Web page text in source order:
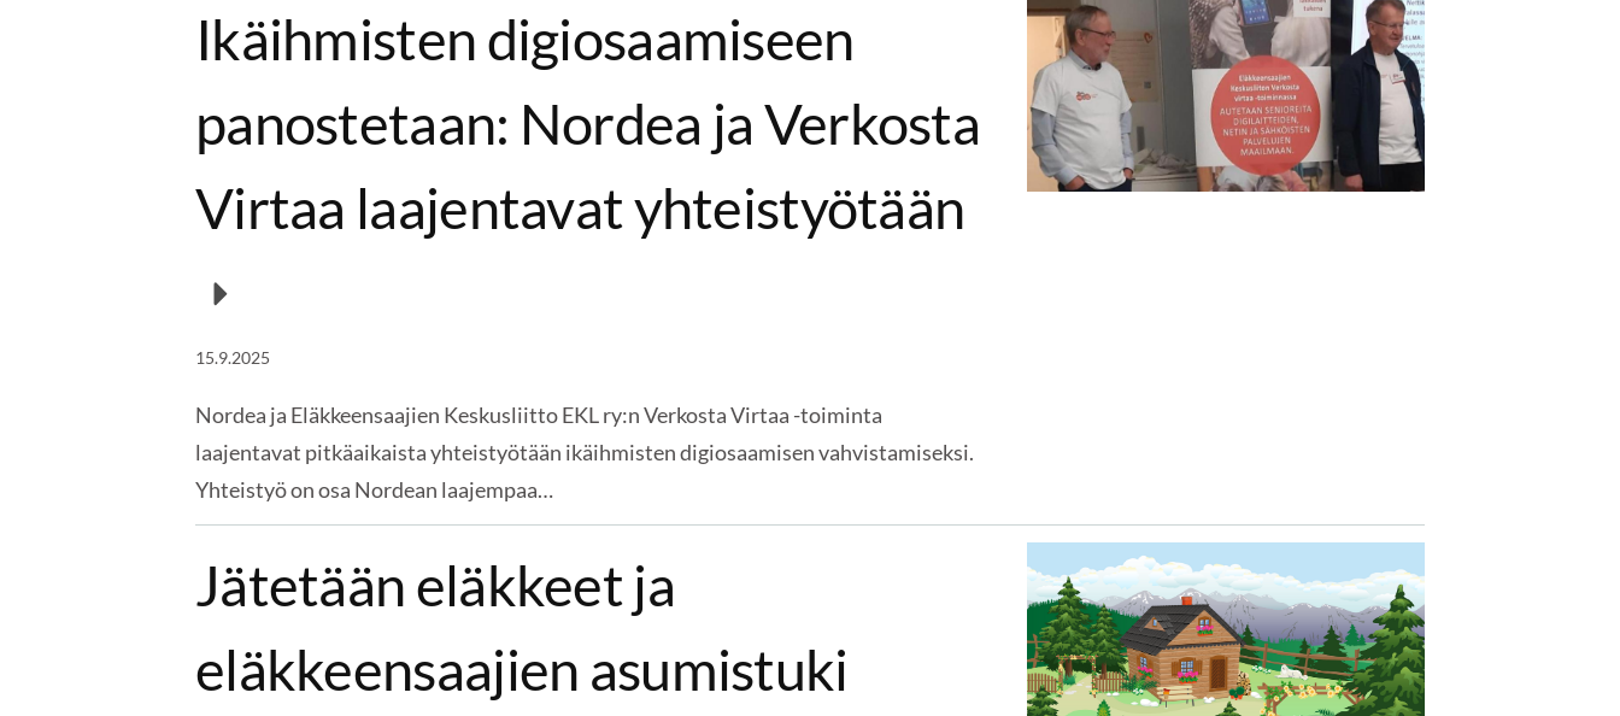
Ikäihmisten digiosaamiseen
panostetaan: Nordea ja Verkosta
Virtaa laajentavat yhteistyötään
15.9.2025
Nordea ja Eläkkeensaajien Keskusliitto EKL ry:n Verkosta Virtaa -toiminta
laajentavat pitkäaikaista yhteistyötään ikäihmisten digiosaamisen vahvistamiseksi.
Yhteistyö on osa Nordean laajempaa…
Jätetään eläkkeet ja
eläkkeensaajien asumistuki